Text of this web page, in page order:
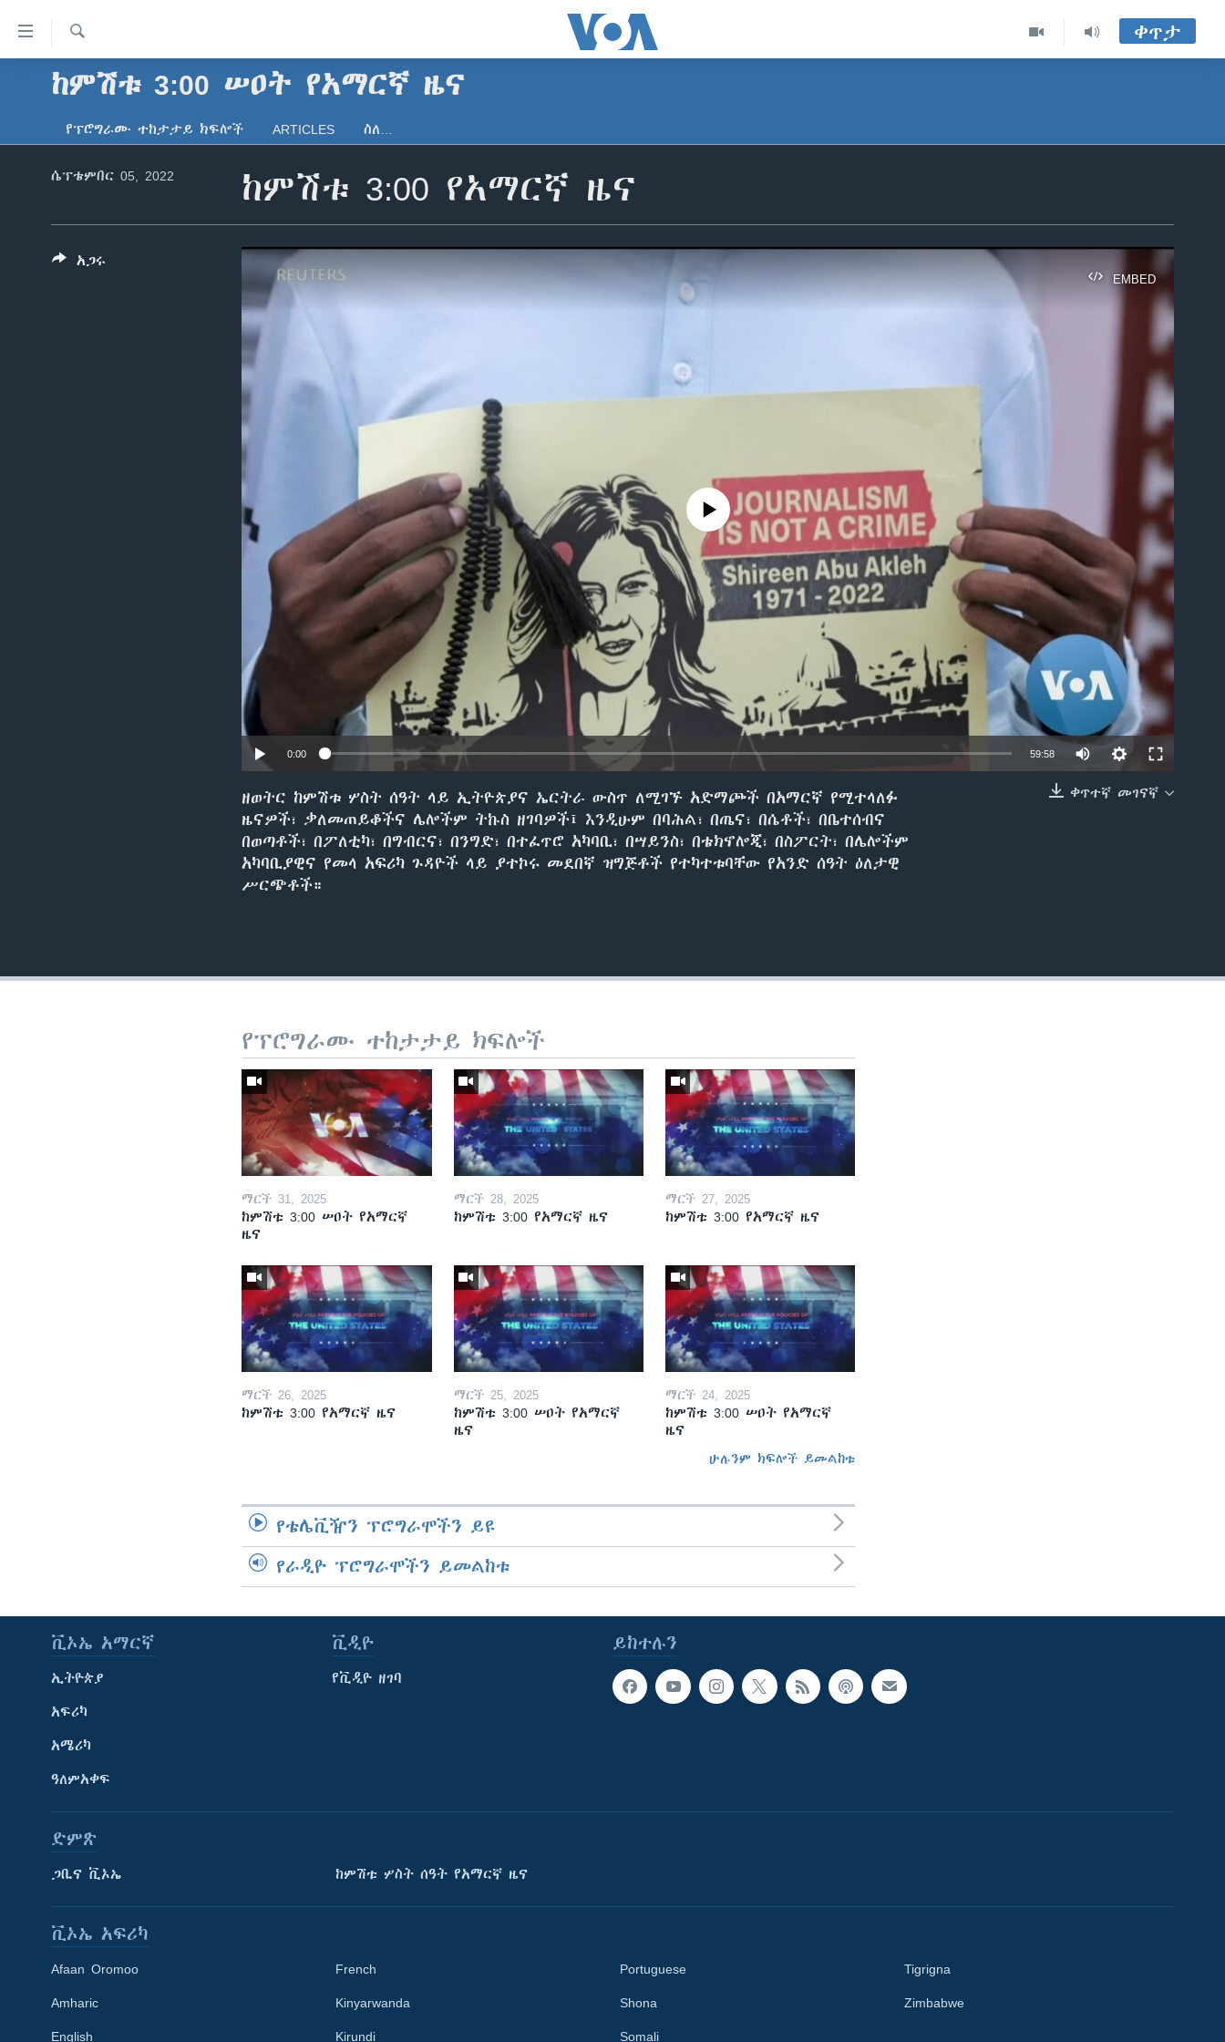
የመሥሪያ
ማገናኛዎች
ይዘትአፍሪካ
ዓለምአቀፍ
ጋቢና ቪኦኤ
ከምሽቱ ሦስት ሰዓት የአማርኛ ዜና
የፎቶ መድብሎች
ፈልግ
ቀጥታ
ከምሽቱ 3:00 ሠዐት የአማርኛ ዜና
የፕሮግራሙ ተከታታይ ክፍሎች ARTICLES ስለ…
ከምሽቱ 3:00 የአማርኛ ዜና
ሴፕቴምበር 05, 2022
EMBED
EMBED
No media source currently available
0:00 59:58
ቀጥተኛ መገናኛ
ዘወትር ከምሽቱ ሦስት ሰዓት ላይ ኢትዮጵያና ኤርትራ ውስጥ ለሚገኙ አድማጮች በአማርኛ የሚተላለፉ
ዜናዎች፣ ቃለመጠይቆችና ሌሎችም ትኩስ ዘገባዎች፤ እንዲሁም በባሕል፣ በጤና፣ በሴቶች፣ በቤተሰብና
በወጣቶች፣ በፖለቲካ፣ በግብርና፣ በንግድ፣ በተፈጥሮ አካባቢ፣ በሣይንስ፣ በቴክኖሎጂ፣ በስፖርት፣ በሌሎችም
አካባቢያዊና የመላ አፍሪካ ጉዳዮች ላይ ያተኮሩ መደበኛ ዝግጅቶች የተካተቱባቸው የአንድ ሰዓት ዕለታዊ
ሥርጭቶች።
አጋሩ
የፕሮግራሙ ተከታታይ ክፍሎች
ማርች 31, 2025
ከምሽቱ 3:00 ሠዐት የአማርኛ
ዜና
ማርች 28, 2025
ከምሽቱ 3:00 የአማርኛ ዜና
ማርች 27, 2025
ከምሽቱ 3:00 የአማርኛ ዜና
ማርች 26, 2025
ከምሽቱ 3:00 የአማርኛ ዜና
ማርች 25, 2025
ከምሽቱ 3:00 ሠዐት የአማርኛ
ዜና
ማርች 24, 2025
ከምሽቱ 3:00 ሠዐት የአማርኛ
ዜና
ሁሉንም ክፍሎች ይመልከቱ
የቴሌቪዥን ፕሮግራሞችን ይዩ
የራዲዮ ፕሮግራሞችን ይመልከቱ
ይከተሉን
ቪኦኤ አማርኛ
ኢትዮጵያ
አፍሪካ
አሜሪካ
ዓለምአቀፍ
ቪዲዮ
የቪዲዮ ዘገባ
ድምጽ
ጋቢና ቪኦኤ ከምሽቱ ሦስት ሰዓት የአማርኛ ዜና
ቪኦኤ አፍሪካ
Afaan Oromoo
Amharic
English
French
Kinyarwanda
Kirundi
Portuguese
Shona
Somali
Tigrigna
Zimbabwe